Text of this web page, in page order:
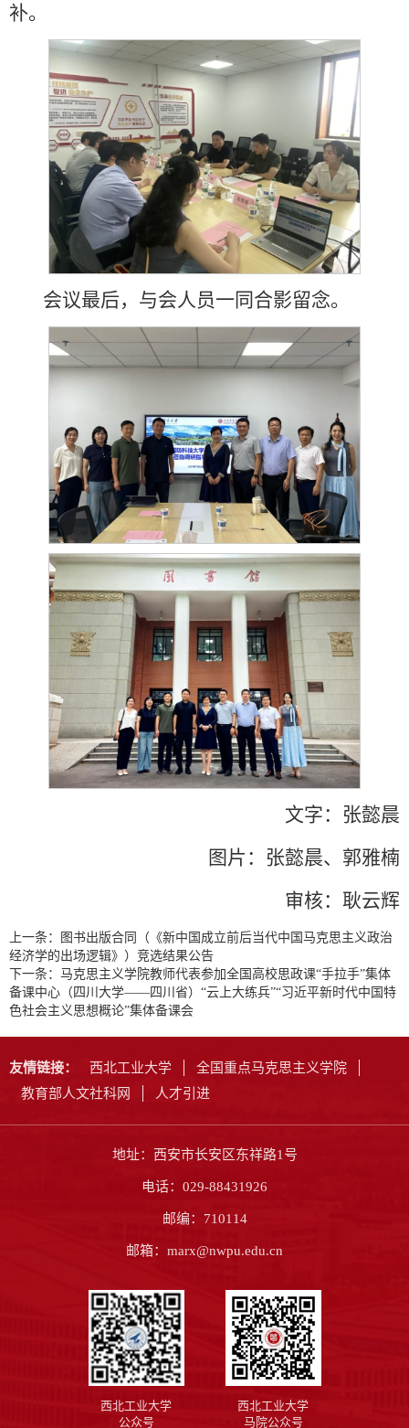
补。
会议最后，与会人员一同合影留念。
文字：张懿晨
图片：张懿晨、郭雅楠
审核：耿云辉
上一条：
图书出版合同（《新中国成立前后当代中国马克思主义政治
经济学的出场逻辑》）竞选结果公告
下一条： 马克思主义学院教师代表参加全国高校思政课“手拉手”集体
备课中心（四川大学——四川省）“云上大练兵”“习近平新时代中国特
色社会主义思想概论”集体备课会
友情链接： 西北工业大学
全国重点马克思主义学院
教育部人文社科网
人才引进
地址：西安市长安区东祥路1号
电话：029-88431926
邮编：710114
邮箱：marx@nwpu.edu.cn
西北工业大学
公众号
西北工业大学
马院公众号